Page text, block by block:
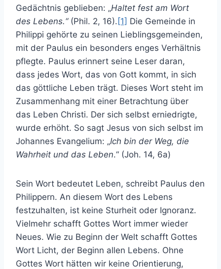
Gedächtnis geblieben: „Haltet fest am Wort
des Lebens.“(Phil. 2, 16). [1] Die Gemeinde in
Philippi gehörte zu seinen Lieblingsgemeinden,
mit der Paulus ein besonders enges Verhältnis
pflegte. Paulus erinnert seine Leser daran,
dass jedes Wort, das von Gott kommt, in sich
das göttliche Leben trägt. Dieses Wort steht im
Zusammenhang mit einer Betrachtung über
das Leben Christi. Der sich selbst erniedrigte,
wurde erhöht. So sagt Jesus von sich selbst im
Johannes Evangelium: „Ich bin der Weg, die
Wahrheit und das Leben.“ (Joh. 14, 6a)
Sein Wort bedeutet Leben, schreibt Paulus den
Philippern. An diesem Wort des Lebens
festzuhalten, ist keine Sturheit oder Ignoranz.
Vielmehr schafft Gottes Wort immer wieder
Neues. Wie zu Beginn der Welt schafft Gottes
Wort Licht, der Beginn allen Lebens. Ohne
Gottes Wort hätten wir keine Orientierung,